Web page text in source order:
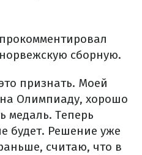
сборную.
признать. Моей
Олимпиаду, хорошо
медаль. Теперь
будет. Решение уже
считаю, что в